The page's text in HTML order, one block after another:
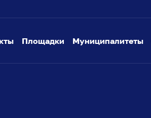
Площадки Муниципалитеты